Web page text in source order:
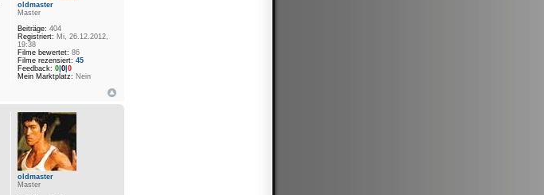
oldmaster
Master
Beiträge: 404
Registriert: Mi, 26.12.2012,
19:38
Filme bewertet: 86
Filme rezensiert: 45
Feedback: 0 0 0
Mein Marktplatz: Nein
oldmaster
Master